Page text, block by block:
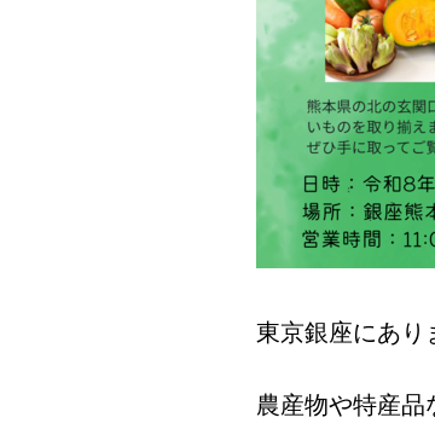
東京銀座にあり
農産物や特産品